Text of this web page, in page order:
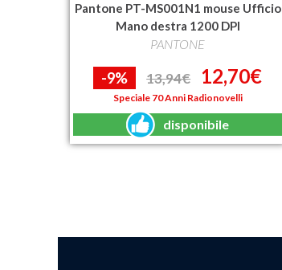
Pantone PT-MS001N1 mouse Ufficio
Mano destra 1200 DPI
PANTONE
-9% 13,94€ 12,70€
Speciale 70 Anni Radionovelli
disponibile